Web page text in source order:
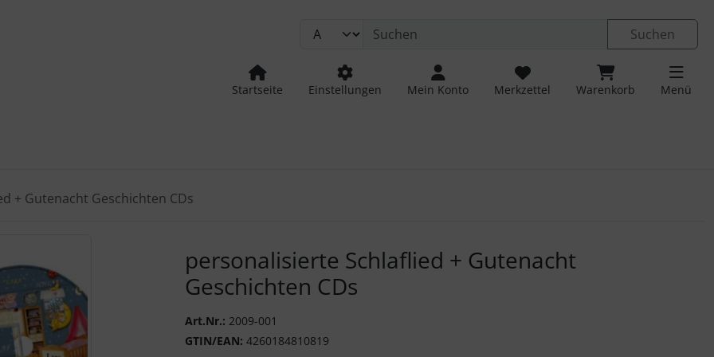
Suchen
Startseite Einstellungen Mein Konto Merkzettel Warenkorb Menü
+ Gutenacht Geschichten CDs
personalisierte Schlaflied + Gutenacht
Geschichten CDs
Art.Nr.: 2009-001
GTIN/EAN: 4260184810819
" und "Vor-Button" nutzen, um zwischen den Bildern zu navigieren. Zum Vergrößern klicken Sie auf das Bild.